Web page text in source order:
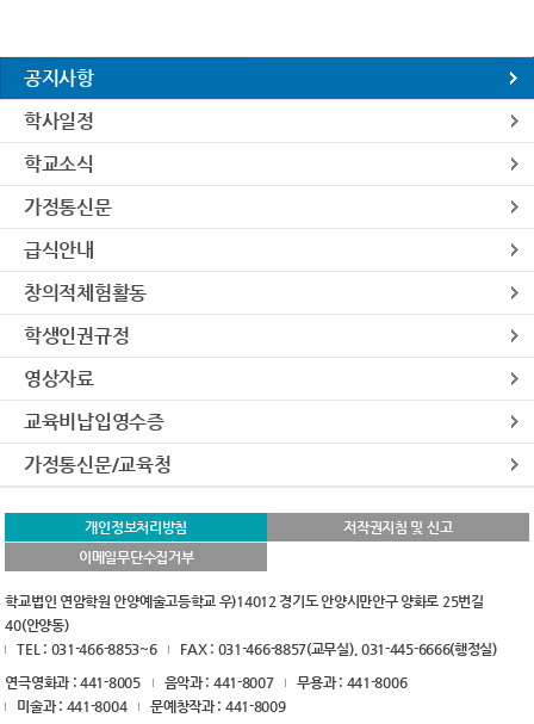
공지사항
학사일정
학교소식
가정통신문
급식안내
창의적체험활동
학생인권규정
영상자료
교육비납입영수증
가정통신문/교육청
개인정보처리방침
저작권지침 및 신고
이메일무단수집거부
학교법인 연암학원 안양예술고등학교 우)14012 경기도 안양시만안구 양화로 25번길
40(안양동)
TEL : 031-466-8853~6
FAX : 031-466-8857(교무실), 031-445-6666(행정실)
연극영화과 : 441-8005
음악과 : 441-8007
무용과 : 441-8006
미술과 : 441-8004
문예창작과 : 441-8009